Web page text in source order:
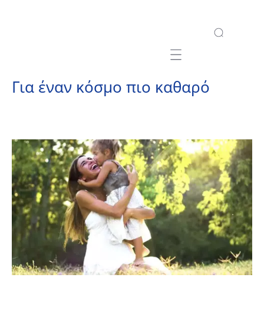
Mobile navigation
Για έναν κόσμο πιο καθαρό